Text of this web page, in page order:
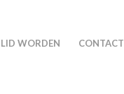
LID WORDEN CONTACT